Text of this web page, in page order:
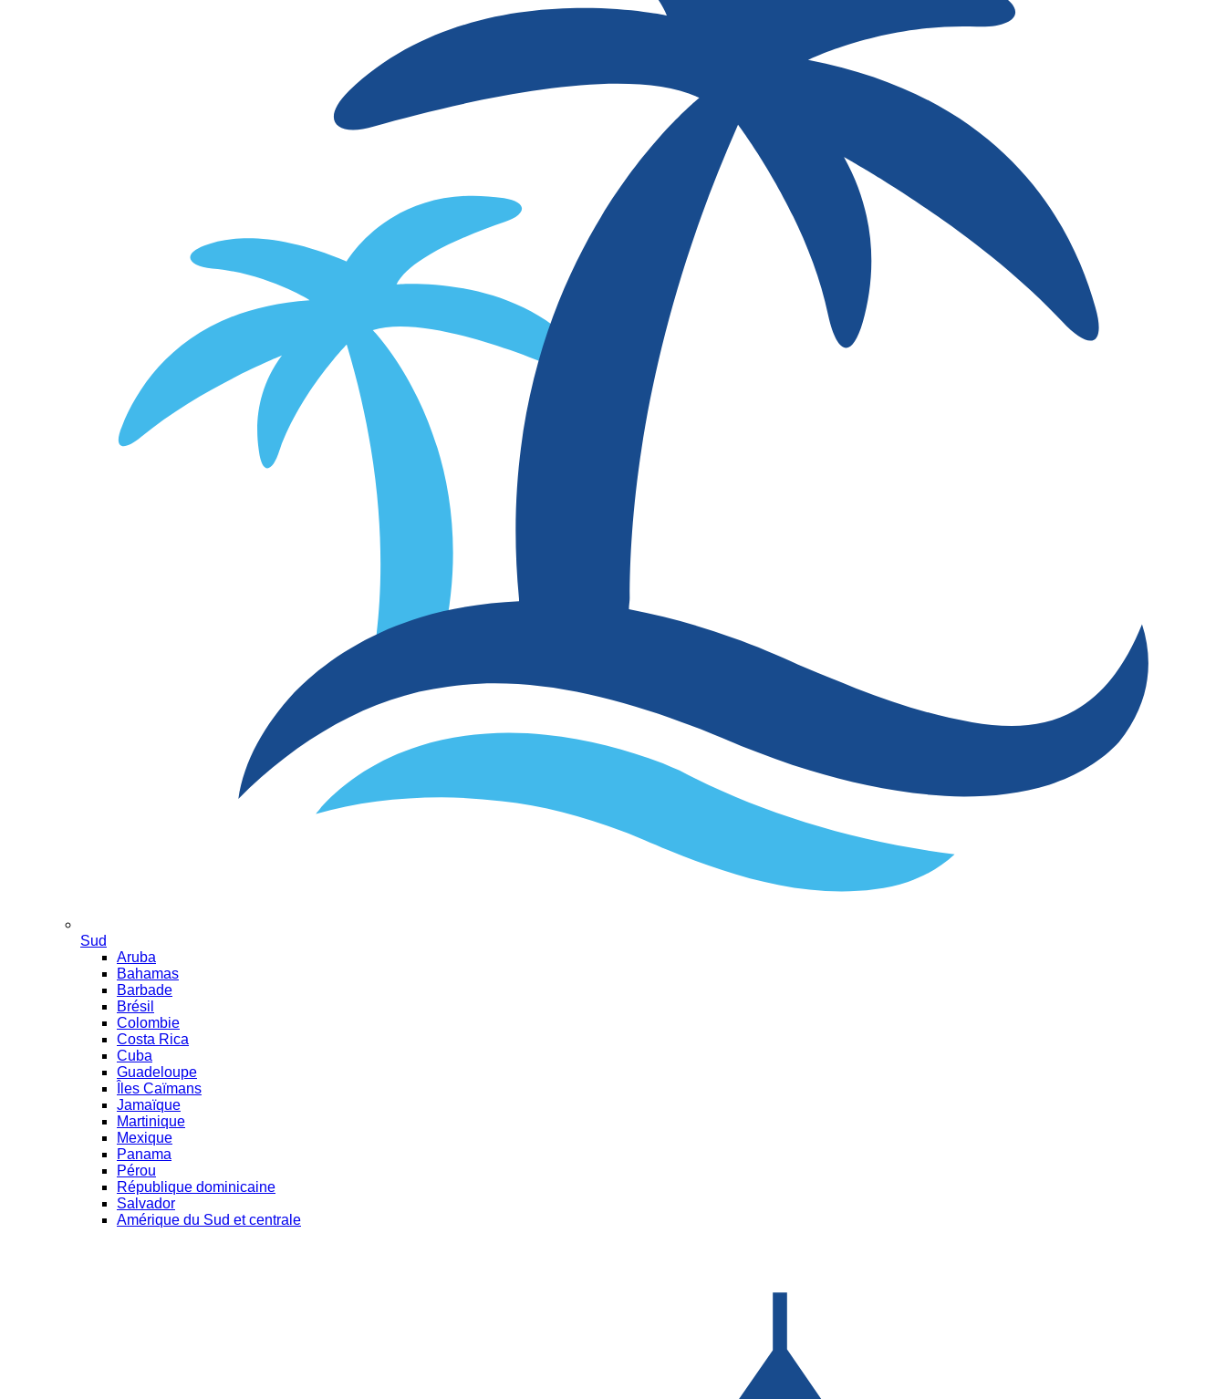
Sud
Aruba
Bahamas
Barbade
Brésil
Colombie
Costa Rica
Cuba
Guadeloupe
Îles Caïmans
Jamaïque
Martinique
Mexique
Panama
Pérou
République dominicaine
Salvador
Amérique du Sud et centrale